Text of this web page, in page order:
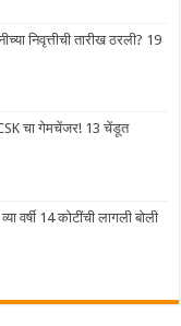
निवृत्तीची तारीख ठरली? 19
चा गेमचेंजर! 13 चेंडूत
वर्षी 14 कोटींची लागली बोली